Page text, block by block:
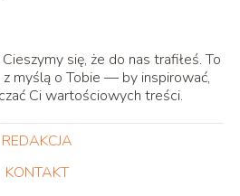
się, że do nas trafiłeś. To
myślą o Tobie — by inspirować,
Ci wartościowych treści.
REDAKCJA
KONTAKT